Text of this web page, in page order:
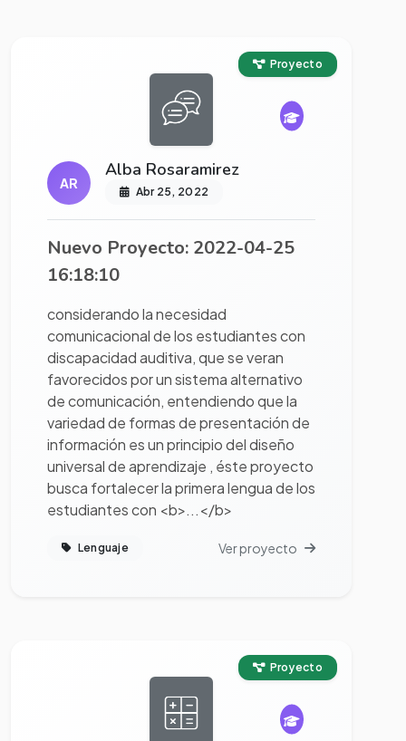
Proyecto
AR
Alba Rosaramirez
Abr 25, 2022
Nuevo Proyecto: 2022-04-25
16:18:10
considerando la necesidad
comunicacional de los estudiantes con
discapacidad auditiva, que se veran
favorecidos por un sistema alternativo
de comunicación, entendiendo que la
variedad de formas de presentación de
información es un principio del diseño
universal de aprendizaje , éste proyecto
busca fortalecer la primera lengua de los
estudiantes con <b>...</b>
Lenguaje Ver proyecto
Proyecto